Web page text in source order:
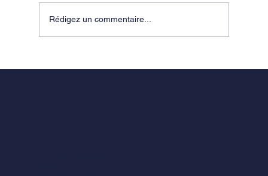
Rédigez un commentaire...